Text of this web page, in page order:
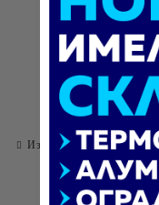
Изпрати на приятел